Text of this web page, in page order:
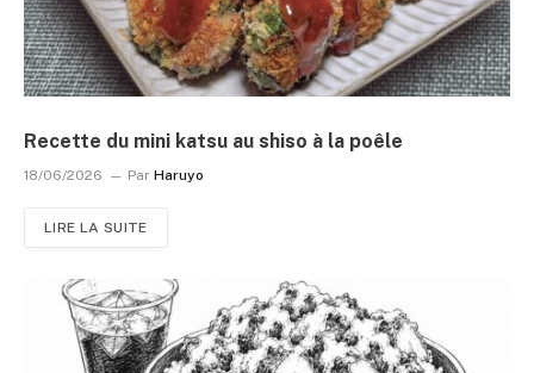
Recette du mini katsu au shiso à la poêle
18/06/2026 Par Haruyo
LIRE LA SUITE